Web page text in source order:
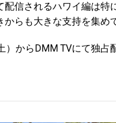
信されるハワイ編は特
らも大きな支持を集め
からDMM TVにて独占